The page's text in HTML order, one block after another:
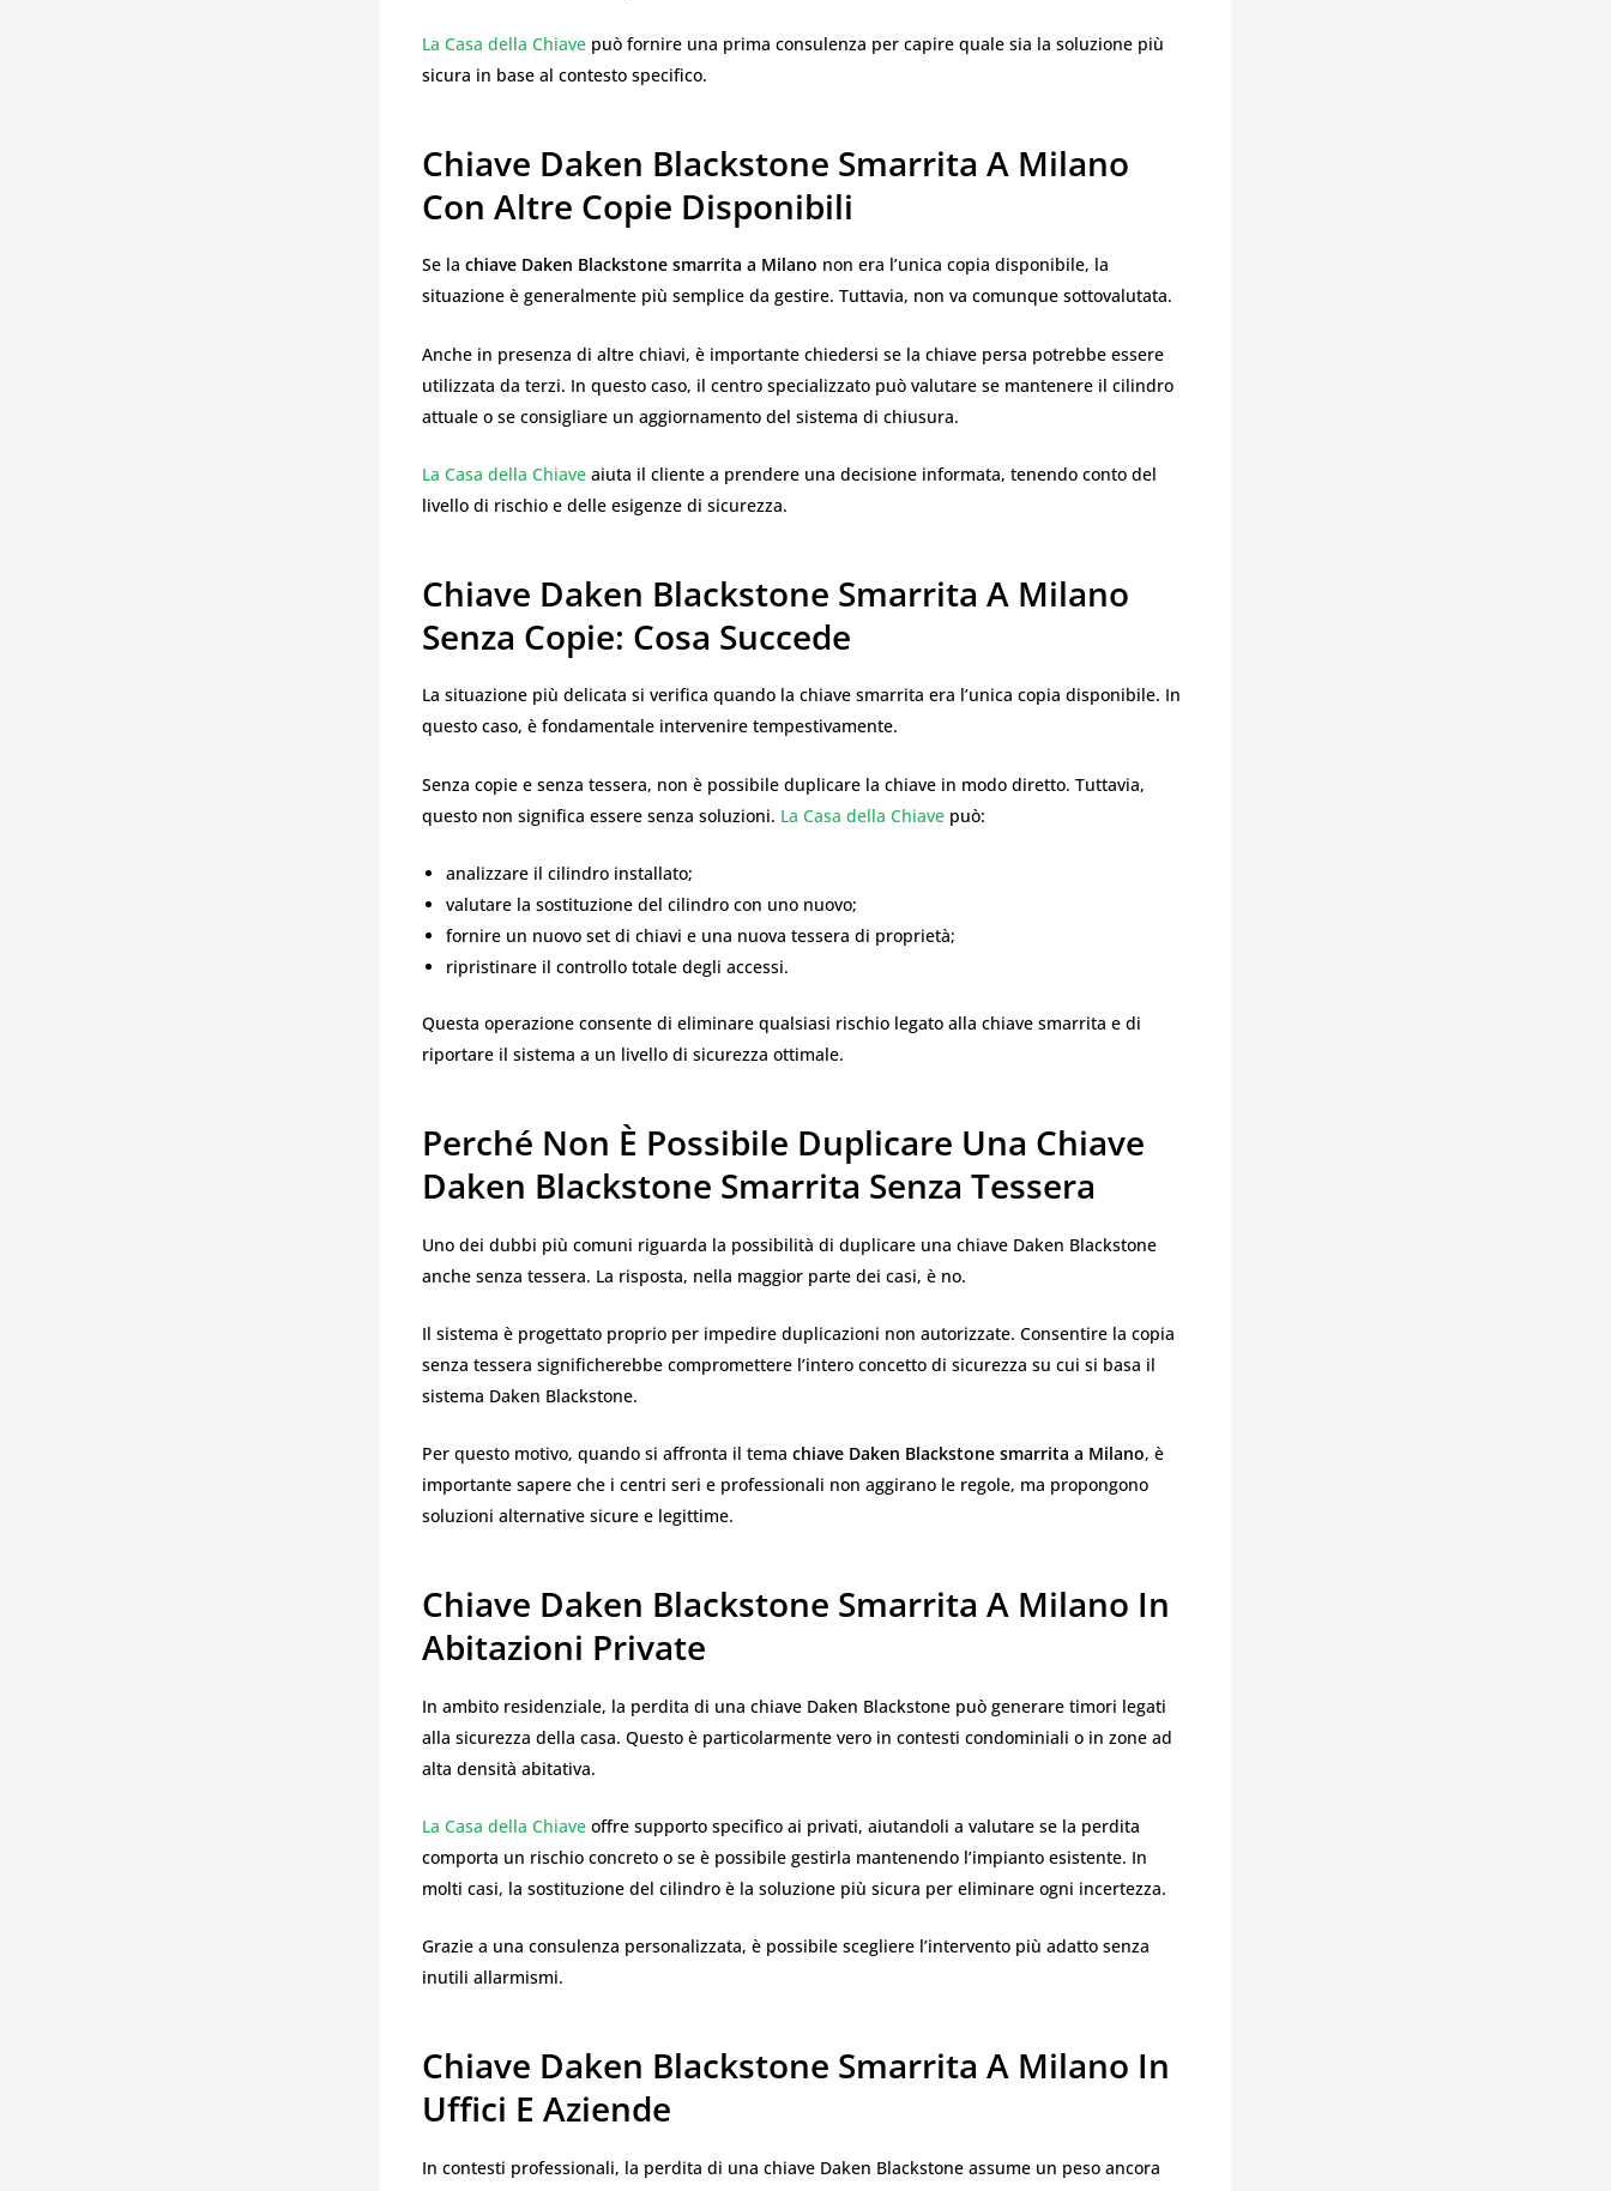
La Casa della Chiave può fornire una prima consulenza per capire quale sia la soluzione più
sicura in base al contesto specifico.
Chiave Daken Blackstone Smarrita A Milano
Con Altre Copie Disponibili
Se la chiave Daken Blackstone smarrita a Milano non era l’unica copia disponibile, la
situazione è generalmente più semplice da gestire. Tuttavia, non va comunque sottovalutata.
Anche in presenza di altre chiavi, è importante chiedersi se la chiave persa potrebbe essere
utilizzata da terzi. In questo caso, il centro specializzato può valutare se mantenere il cilindro
attuale o se consigliare un aggiornamento del sistema di chiusura.
La Casa della Chiave aiuta il cliente a prendere una decisione informata, tenendo conto del
livello di rischio e delle esigenze di sicurezza.
Chiave Daken Blackstone Smarrita A Milano
Senza Copie: Cosa Succede
La situazione più delicata si verifica quando la chiave smarrita era l’unica copia disponibile. In
questo caso, è fondamentale intervenire tempestivamente.
Senza copie e senza tessera, non è possibile duplicare la chiave in modo diretto. Tuttavia,
questo non significa essere senza soluzioni. La Casa della Chiave può:
analizzare il cilindro installato;
valutare la sostituzione del cilindro con uno nuovo;
fornire un nuovo set di chiavi e una nuova tessera di proprietà;
ripristinare il controllo totale degli accessi.
Questa operazione consente di eliminare qualsiasi rischio legato alla chiave smarrita e di
riportare il sistema a un livello di sicurezza ottimale.
Perché Non È Possibile Duplicare Una Chiave
Daken Blackstone Smarrita Senza Tessera
Uno dei dubbi più comuni riguarda la possibilità di duplicare una chiave Daken Blackstone
anche senza tessera. La risposta, nella maggior parte dei casi, è no.
Il sistema è progettato proprio per impedire duplicazioni non autorizzate. Consentire la copia
senza tessera significherebbe compromettere l’intero concetto di sicurezza su cui si basa il
sistema Daken Blackstone.
Per questo motivo, quando si affronta il tema chiave Daken Blackstone smarrita a Milano, è
importante sapere che i centri seri e professionali non aggirano le regole, ma propongono
soluzioni alternative sicure e legittime.
Chiave Daken Blackstone Smarrita A Milano In
Abitazioni Private
In ambito residenziale, la perdita di una chiave Daken Blackstone può generare timori legati
alla sicurezza della casa. Questo è particolarmente vero in contesti condominiali o in zone ad
alta densità abitativa.
La Casa della Chiave offre supporto specifico ai privati, aiutandoli a valutare se la perdita
comporta un rischio concreto o se è possibile gestirla mantenendo l’impianto esistente. In
molti casi, la sostituzione del cilindro è la soluzione più sicura per eliminare ogni incertezza.
Grazie a una consulenza personalizzata, è possibile scegliere l’intervento più adatto senza
inutili allarmismi.
Chiave Daken Blackstone Smarrita A Milano In
Uffici E Aziende
In contesti professionali, la perdita di una chiave Daken Blackstone assume un peso ancora